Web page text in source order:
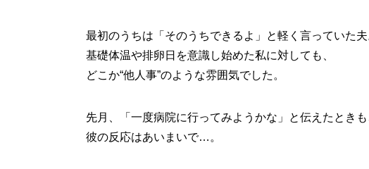
最初のうちは「そのうちできるよ」と軽く言っていた夫
基礎体温や排卵日を意識し始めた私に対しても、
どこか“他人事”のような雰囲気でした。
先月、「一度病院に行ってみようかな」と伝えたときも
彼の反応はあいまいで…。